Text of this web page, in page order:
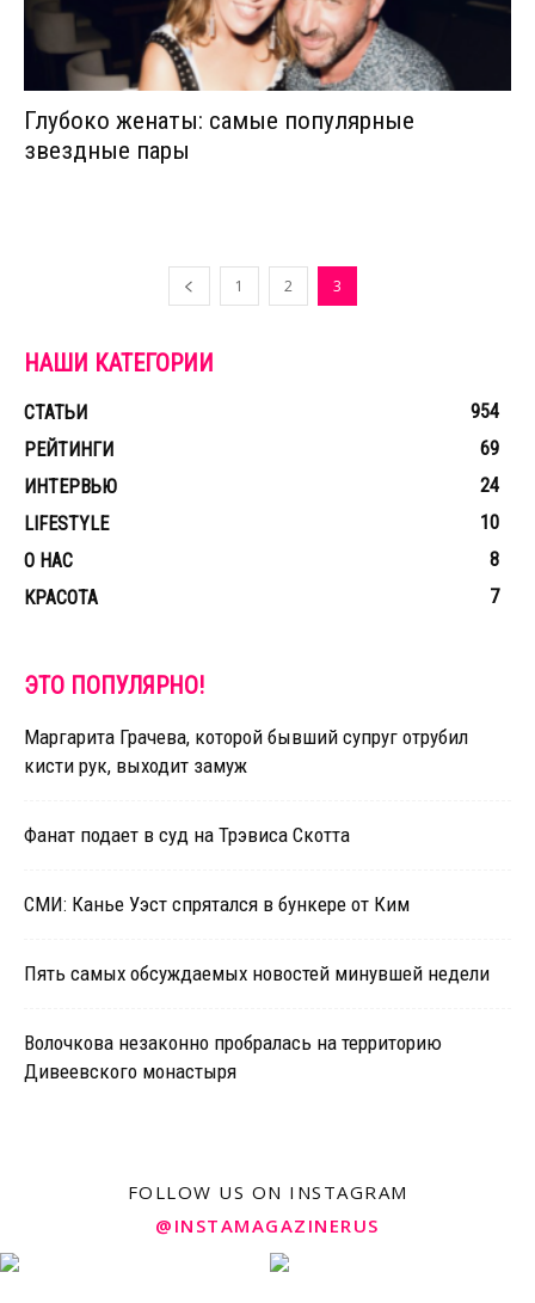
Глубоко женаты: самые популярные
звездные пары
1 2 3
НАШИ КАТЕГОРИИ
СТАТЬИ
954
РЕЙТИНГИ
69
ИНТЕРВЬЮ
24
LIFESTYLE
10
О НАС
8
КРАСОТА
7
ЭТО ПОПУЛЯРНО!
Маргарита Грачева, которой бывший супруг отрубил
кисти рук, выходит замуж
Фанат подает в суд на Трэвиса Скотта
СМИ: Канье Уэст спрятался в бункере от Ким
Пять самых обсуждаемых новостей минувшей недели
Волочкова незаконно пробралась на территорию
Дивеевского монастыря
FOLLOW US ON INSTAGRAM
@INSTAMAGAZINERUS